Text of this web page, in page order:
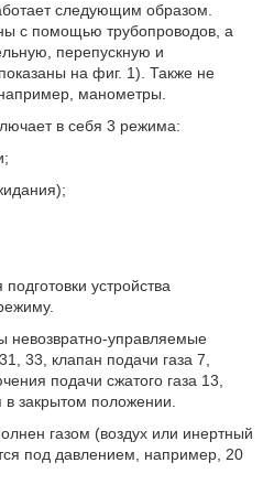
следующим образом.
с помощью трубопроводов, а
перепускную и
на фиг. 1). Также не
манометры.
в себя 3 режима:
устройства
невозвратно-управляемые
33, клапан подачи газа 7,
подачи сжатого газа 13,
закрытом положении.
газом (воздух или инертный
под давлением, например, 20